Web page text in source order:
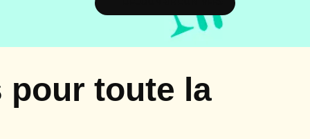
pour toute la